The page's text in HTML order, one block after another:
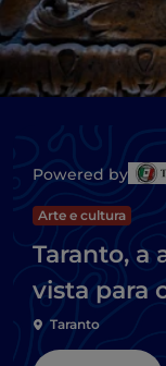
Powered by
Arte e cultura
Taranto, a
vista para
Taranto